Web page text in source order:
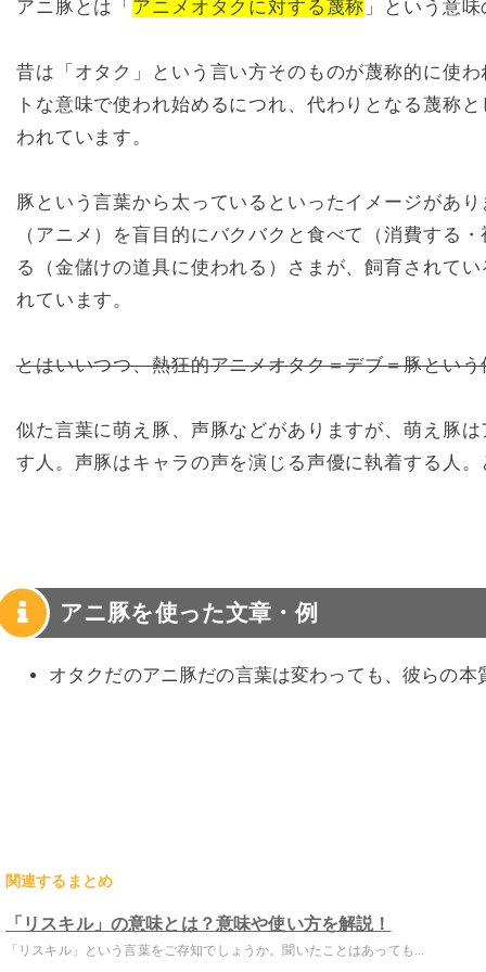
アニ豚とは「 アニメオタクに対する蔑称 」という意
昔は「オタク」という言い方そのものが蔑称的に使
トな意味で使われ始めるにつれ、代わりとなる蔑称
われています。
豚という言葉から太っているといったイメージがあ
（アニメ）を盲目的にバクバクと食べて（消費する
る（金儲けの道具に使われる）さまが、飼育されて
れています。
とはいいつつ、熱狂的アニメオタク＝デブ＝豚とい
似た言葉に萌え豚、声豚などがありますが、萌え豚
す人。声豚はキャラの声を演じる声優に執着する人
アニ豚を使った文章・例
オタクだのアニ豚だの言葉は変わっても、彼らの本
関連するまとめ
「リスキル」の意味とは？意味や使い方を解説！
「リスキル」という言葉をご存知でしょうか。聞いたことはあっても...